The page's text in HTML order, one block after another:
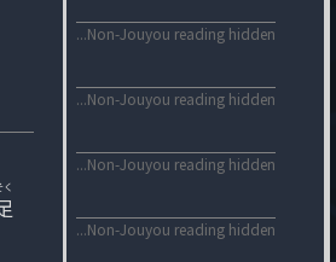
く
...Non-Jouyou reading hidden
...Non-Jouyou reading hidden
...Non-Jouyou reading hidden
...Non-Jouyou reading hidden